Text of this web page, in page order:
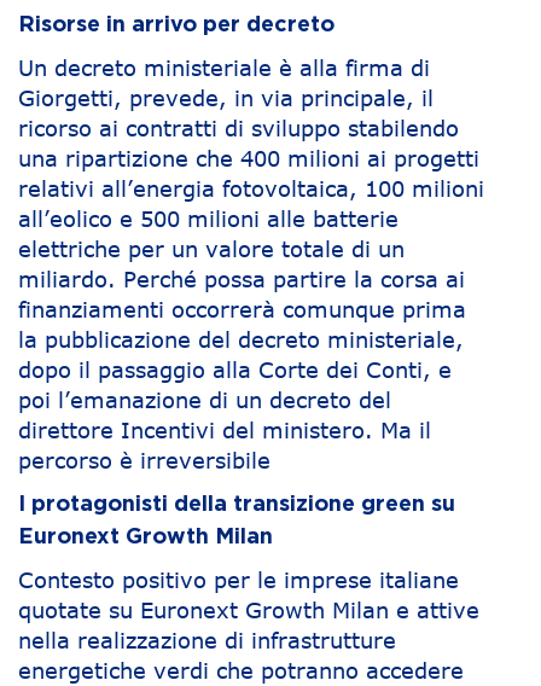
Risorse in arrivo per decreto
Un decreto ministeriale è alla firma di
Giorgetti, prevede, in via principale, il
ricorso ai contratti di sviluppo stabilendo
una ripartizione che 400 milioni ai progetti
relativi all’energia fotovoltaica, 100 milioni
all’eolico e 500 milioni alle batterie
elettriche per un valore totale di un
miliardo. Perché possa partire la corsa ai
finanziamenti occorrerà comunque prima
la pubblicazione del decreto ministeriale,
dopo il passaggio alla Corte dei Conti, e
poi l’emanazione di un decreto del
direttore Incentivi del ministero. Ma il
percorso è irreversibile
I protagonisti della transizione green su
Euronext Growth Milan
Contesto positivo per le imprese italiane
quotate su Euronext Growth Milan e attive
nella realizzazione di infrastrutture
energetiche verdi che potranno accedere